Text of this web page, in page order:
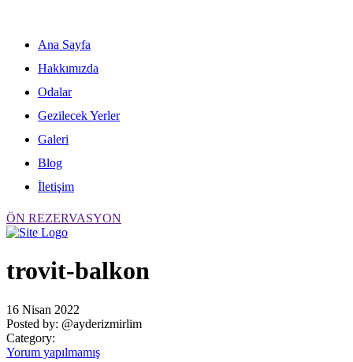
contentAna Sayfa
Hakkımızda
Odalar
Gezilecek Yerler
Galeri
Blog
İletişim
ÖN REZERVASYON
trovit-balkon
16 Nisan 2022
Posted by: @ayderizmirlim
Category:
Yorum yapılmamış